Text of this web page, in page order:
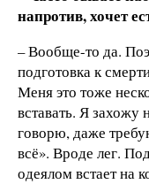
напротив, хочет
– Вообще-то да.
подготовка к
Меня это тоже
вставать. Я
говорю, даже
всё». Вроде лег.
одеялом встает на